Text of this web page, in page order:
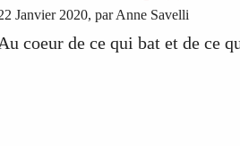
Janvier 2020, par Anne Savelli
Au coeur de ce qui bat et de ce